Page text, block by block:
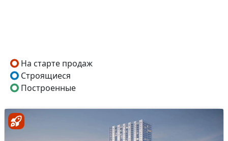
На старте продаж
Строящиеся
Построенные